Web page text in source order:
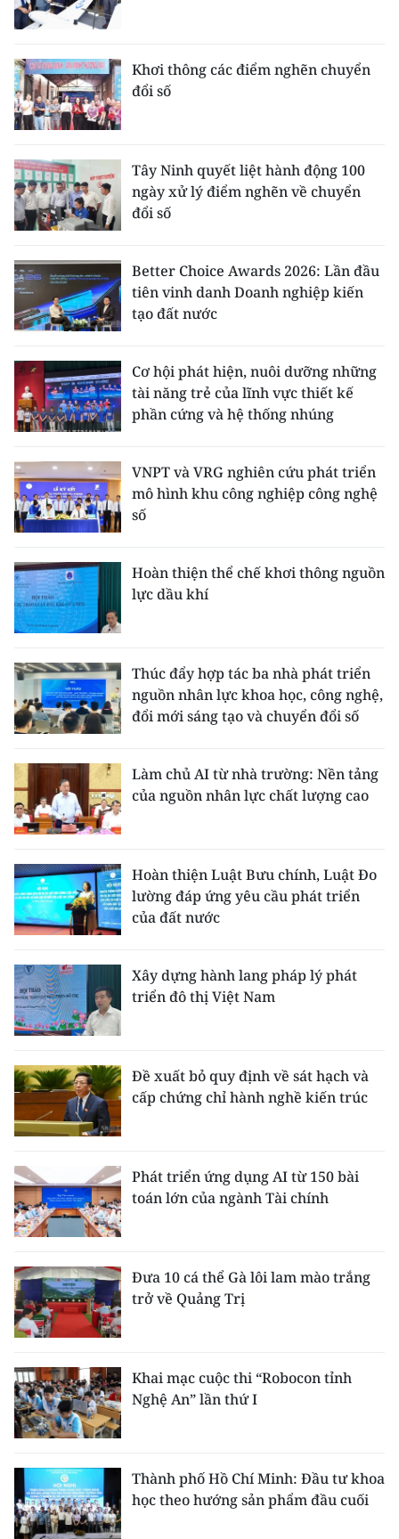
Khơi thông các điểm nghẽn chuyển
đổi số
Tây Ninh quyết liệt hành động 100
ngày xử lý điểm nghẽn về chuyển
đổi số
Better Choice Awards 2026: Lần đầu
tiên vinh danh Doanh nghiệp kiến
tạo đất nước
Cơ hội phát hiện, nuôi dưỡng những
tài năng trẻ của lĩnh vực thiết kế
phần cứng và hệ thống nhúng
VNPT và VRG nghiên cứu phát triển
mô hình khu công nghiệp công nghệ
số
Hoàn thiện thể chế khơi thông nguồn
lực dầu khí
Thúc đẩy hợp tác ba nhà phát triển
nguồn nhân lực khoa học, công nghệ,
đổi mới sáng tạo và chuyển đổi số
Làm chủ AI từ nhà trường: Nền tảng
của nguồn nhân lực chất lượng cao
Hoàn thiện Luật Bưu chính, Luật Đo
lường đáp ứng yêu cầu phát triển
của đất nước
Xây dựng hành lang pháp lý phát
triển đô thị Việt Nam
Đề xuất bỏ quy định về sát hạch và
cấp chứng chỉ hành nghề kiến trúc
Phát triển ứng dụng AI từ 150 bài
toán lớn của ngành Tài chính
Đưa 10 cá thể Gà lôi lam mào trắng
trở về Quảng Trị
Khai mạc cuộc thi “Robocon tỉnh
Nghệ An” lần thứ I
Thành phố Hồ Chí Minh: Đầu tư khoa
học theo hướng sản phẩm đầu cuối